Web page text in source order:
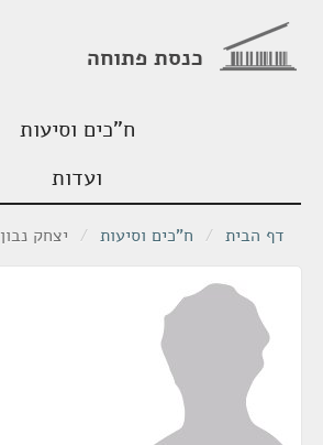
כנסת פתוחה
ח"כים וסיעות
ועדות
דף הבית / ח"כים וסיעות / יצחק נבון